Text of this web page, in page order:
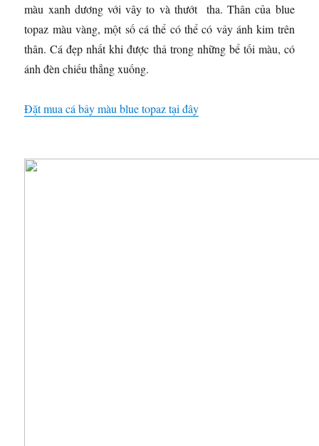
màu xanh dương với vây to và thướt tha. Thân của blue
topaz màu vàng, một số cá thể có thể có vảy ánh kim trên
thân. Cá đẹp nhất khi được thả trong những bể tối màu, có
ánh đèn chiếu thẳng xuống.
Đặt mua cá bảy màu blue topaz tại đây